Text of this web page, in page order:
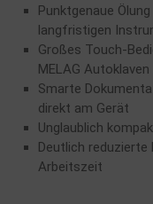
Punktgenaue
langfristigen
Großes Touch-
MELAG Autoklaven
Smarte
direkt am Gerät
Unglaublich
Deutlich
Arbeitszeit